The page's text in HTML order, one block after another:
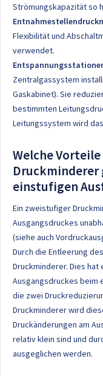
Strömungskapazität so
Entnahmestellen
Flexibilität und
verwendet.
Zentralgassystem
Gaskabinet). Sie
bestimmten
Leitungssystem wird
Welche
Druckminderer
einstufigen
Ein zweistufiger
Ausgangsdruckes
(siehe auch
Durch die Entleerung
Druckminderer. Dies
Ausgangsdruckes beim
die zwei
Druckminderer wird
Druckänderungen am
relativ klein sind und
ausgeglichen werden.